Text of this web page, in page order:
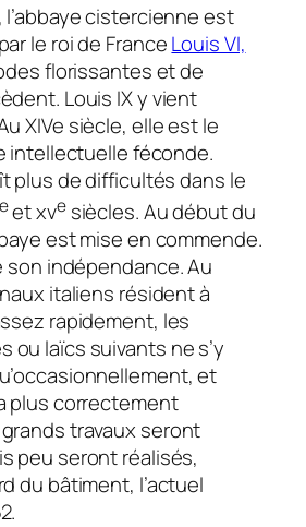
l’abbaye cistercienne est
le roi de FranceLouis VI,
florissantes et de
Louis IX y vient
XIVe siècle, elle est le
intellectuelle féconde.
plus de difficultés dans le
et xvesiècles. Au début du
est mise en commende.
son indépendance. Au
italiens résident à
rapidement, les
ou laïcs suivants ne s’y
et
plus correctement
travaux seront
peu seront réalisés,
du bâtiment, l’actuel